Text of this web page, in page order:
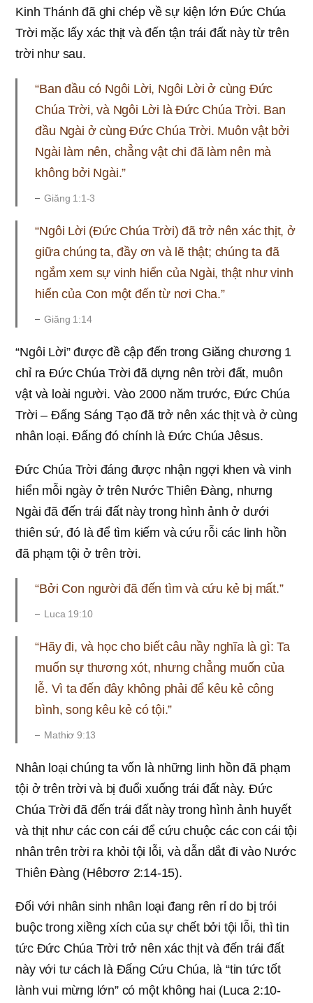
Kinh Thánh đã ghi chép về sự kiện lớn Đức Chúa
Trời mặc lấy xác thịt và đến tận trái đất này từ trên
trời như sau.
“Ban đầu có Ngôi Lời, Ngôi Lời ở cùng Đức
Chúa Trời, và Ngôi Lời là Đức Chúa Trời. Ban
đầu Ngài ở cùng Đức Chúa Trời. Muôn vật bởi
Ngài làm nên, chẳng vật chi đã làm nên mà
không bởi Ngài.”
Giăng 1:1-3
“Ngôi Lời (Đức Chúa Trời) đã trở nên xác thịt, ở
giữa chúng ta, đầy ơn và lẽ thật; chúng ta đã
ngắm xem sự vinh hiển của Ngài, thật như vinh
hiển của Con một đến từ nơi Cha.”
Giăng 1:14
“Ngôi Lời” được đề cập đến trong Giăng chương 1
chỉ ra Đức Chúa Trời đã dựng nên trời đất, muôn
vật và loài người. Vào 2000 năm trước, Đức Chúa
Trời – Đấng Sáng Tạo đã trở nên xác thịt và ở cùng
nhân loại. Đấng đó chính là Đức Chúa Jêsus.
Đức Chúa Trời đáng được nhận ngợi khen và vinh
hiển mỗi ngày ở trên Nước Thiên Đàng, nhưng
Ngài đã đến trái đất này trong hình ảnh ở dưới
thiên sứ, đó là để tìm kiếm và cứu rỗi các linh hồn
đã phạm tội ở trên trời.
“Bởi Con người đã đến tìm và cứu kẻ bị mất.”
Luca 19:10
“Hãy đi, và học cho biết câu nầy nghĩa là gì: Ta
muốn sự thương xót, nhưng chẳng muốn của
lễ. Vì ta đến đây không phải để kêu kẻ công
bình, song kêu kẻ có tội.”
Mathiơ 9:13
Nhân loại chúng ta vốn là những linh hồn đã phạm
tội ở trên trời và bị đuổi xuống trái đất này. Đức
Chúa Trời đã đến trái đất này trong hình ảnh huyết
và thịt như các con cái để cứu chuộc các con cái tội
nhân trên trời ra khỏi tội lỗi, và dẫn dắt đi vào Nước
Thiên Đàng (Hêbơrơ 2:14-15).
Đối với nhân sinh nhân loại đang rên rỉ do bị trói
buộc trong xiềng xích của sự chết bởi tội lỗi, thì tin
tức Đức Chúa Trời trở nên xác thịt và đến trái đất
này với tư cách là Đấng Cứu Chúa, là “tin tức tốt
lành vui mừng lớn” có một không hai (Luca 2:10-